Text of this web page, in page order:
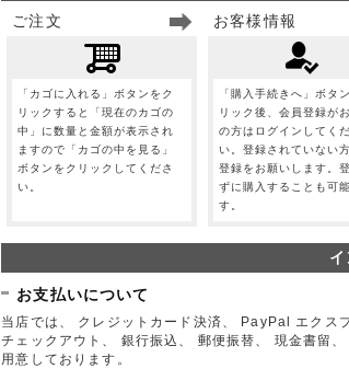
ご注文
「カゴに入れる」ボタンをク
リックすると「現在のカゴの
中」に数量と金額が表示され
ますので「カゴの中を見る」
ボタンをクリックしてくださ
い。
お客様情報
「購入手続きへ」ボタ
リック後、会員登録が
の方はログインしてく
い。登録されていない方
登録をお願いします。
ずに購入することも可
す。
お支払いについて
当店では、 クレジットカード決済、 PayPal エクス
チェックアウト、 銀行振込、 郵便振替、 現金書留、
用意しております。